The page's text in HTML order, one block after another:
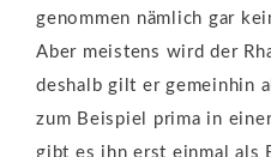
genommen nämlich gar
Aber meistens wird der
deshalb gilt er gemeinhin
zum Beispiel prima in
gibt es ihn erst einmal als